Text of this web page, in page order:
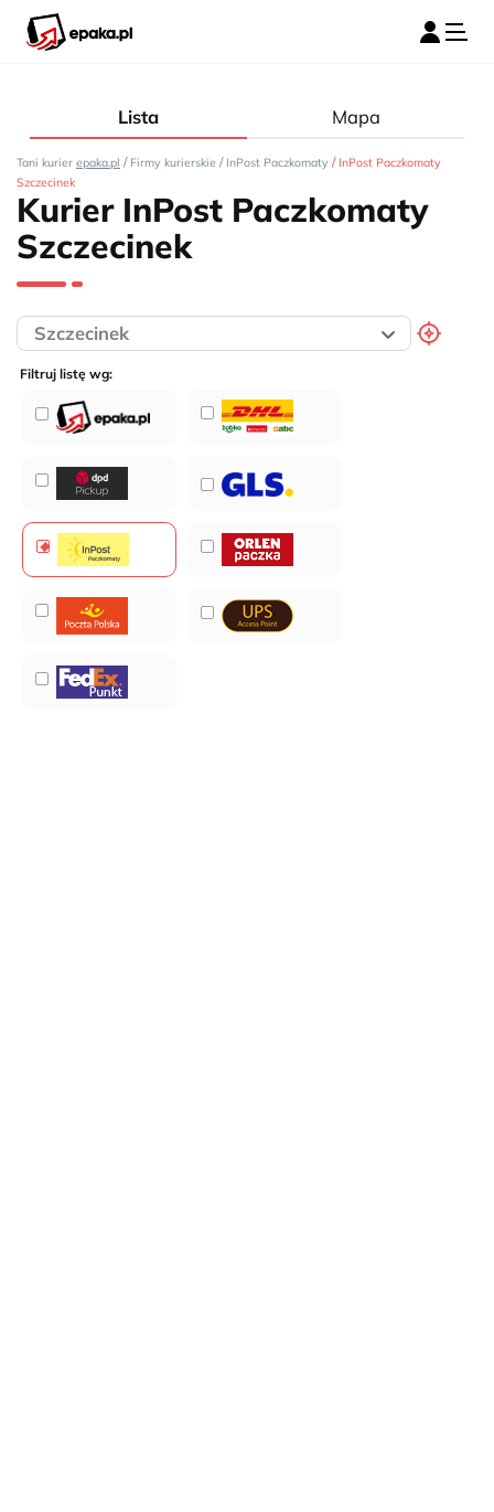
Lista Mapa
Tani kurier epaka.pl / Firmy kurierskie / InPost Paczkomaty / InPost Paczkomaty
Szczecinek
Kurier InPost Paczkomaty
Szczecinek
Filtruj listę wg: